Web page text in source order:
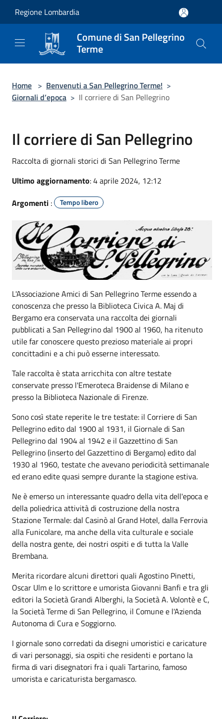
Regione Lombardia
Comune di San Pellegrino
Terme
Home > Benvenuti a San Pellegrino Terme! >
Giornali d’epoca > Il corriere di San Pellegrino
Il corriere di San Pellegrino
Raccolta di giornali storici di San Pellegrino Terme
Ultimo aggiornamento: 4 aprile 2024, 12:12
Argomenti : Tempo libero
L'Associazione Amici di San Pellegrino Terme essendo a
conoscenza che presso la Biblioteca Civica A. Maj di
Bergamo era conservata una raccolta dei giornali
pubblicati a San Pellegrino dal 1900 al 1960, ha ritenuto
utile far conoscere questo prezioso materiale ai propri
concittadini e a chi può esserne interessato.
Tale raccolta è stata arricchita con altre testate
conservate presso l'Emeroteca Braidense di Milano e
presso la Biblioteca Nazionale di Firenze.
Sono così state reperite le tre testate: il Corriere di San
Pellegrino edito dal 1900 al 1931, il Giornale di San
Pellegrino dal 1904 al 1942 e il Gazzettino di San
Pellegrino (inserto del Gazzettino di Bergamo) edito dal
1930 al 1960, testate che avevano periodicità settimanale
ed erano edite quasi sempre durante la stagione estiva.
Ne è emerso un interessante quadro della vita dell'epoca e
della poliedrica attività di costruzione della nostra
Stazione Termale: dal Casinò al Grand Hotel, dalla Ferrovia
alla Funicolare, ma anche della vita culturale e sociale
della nostra gente, dei nostri ospiti e di tutta la Valle
Brembana.
Merita ricordare alcuni direttori quali Agostino Pinetti,
Oscar Ulm e lo scrittore e umorista Giovanni Banfi e tra gli
editori la Società Grandi Alberghi, la Società A. Volontè e C,
la Società Terme di San Pellegrino, il Comune e l'Azienda
Autonoma di Cura e Soggiorno.
I giornale sono corredati da disegni umoristici e caricature
di vari personaggi, sia ospiti che residenti e portano la
firma di vari disegnatori fra i quali Tartarino, famoso
umorista e caricaturista bergamasco.